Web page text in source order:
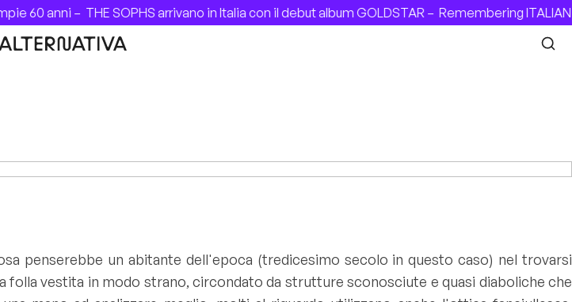
anni – THE SOPHS arrivano in Italia con il debut album GOLDSTAR –Remembering ITALIAN
penserebbe un abitante dell'epoca (tredicesimo secolo in questo caso) nel trovarsi
vestita in modo strano, circondato da strutture sconosciute e quasi diaboliche che